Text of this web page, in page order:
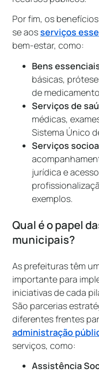
Por fim, os
se aosserviços
bem-estar, como:
Bens
básicas,
de
Serviços de
médicas,
Sistema Único
Serviços
jurídica e
exemplos.
Qual é o papel
municipais?
As prefeituras têm
importante para
iniciativas de cada
São parcerias
diferentes frentes
administração
serviços, como:
Assistência